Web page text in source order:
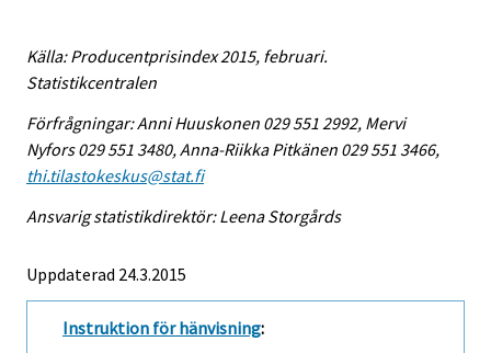
Källa: Producentprisindex 2015, februari.
Statistikcentralen
Förfrågningar: Anni Huuskonen 029 551 2992, Mervi
Nyfors 029 551 3480, Anna-Riikka Pitkänen 029 551 3466,
thi.tilastokeskus@stat.fi
Ansvarig statistikdirektör: Leena Storgårds
Uppdaterad 24.3.2015
Instruktion för hänvisning: